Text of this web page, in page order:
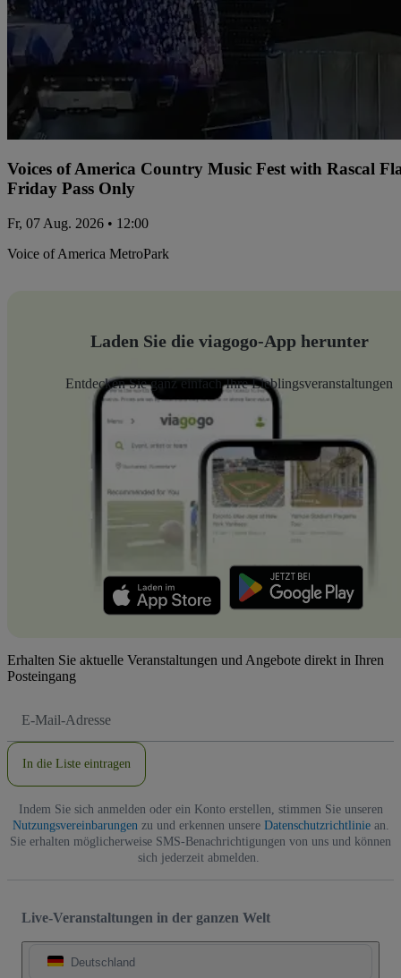
Voices of America Country Music Fest with Rascal
Friday Pass Only
Fr, 07 Aug. 2026 • 12:00
Voice of America MetroPark
Laden Sie die viagogo-App herunter
Entdecken Sie ganz einfach Ihre Lieblingsveranstaltungen
Erhalten Sie aktuelle Veranstaltungen und Angebote direkt in Ihren
Posteingang
Mail-
In die Liste eintragen
Indem Sie sich anmelden oder ein Konto erstellen, stimmen Sie unseren
Nutzungsvereinbarungenzu und erkennen unsere Datenschutzrichtliniean.
Sie erhalten möglicherweise SMS-Benachrichtigungen von uns und können
sich jederzeit abmelden.
Live-Veranstaltungen in der ganzen Welt
Deutschland